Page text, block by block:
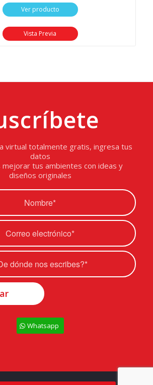
Ver producto
Vista Previa
virtual totalmente gratis, ingresa tus
datos
mejorar tus ambientes con ideas y
diseños originales
Whatsapp